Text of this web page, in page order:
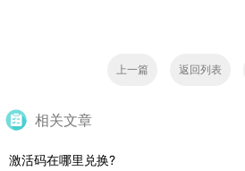
上一篇 返回列表
相关文章
激活码在哪里兑换?